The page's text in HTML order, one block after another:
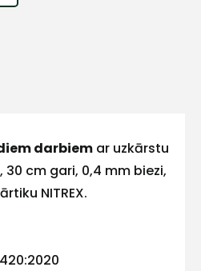
darbiem ar uzkārstu
30 cm gari, 0,4 mm biezi,
NITREX.